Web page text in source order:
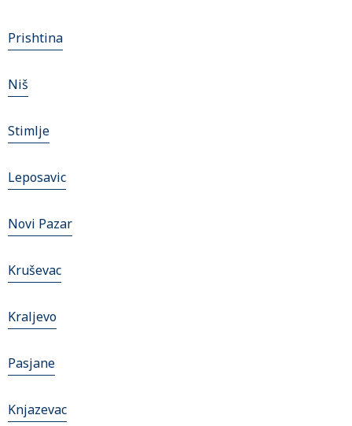
Prishtina
Niš
Stimlje
Leposavic
Novi Pazar
Kruševac
Kraljevo
Pasjane
Knjazevac